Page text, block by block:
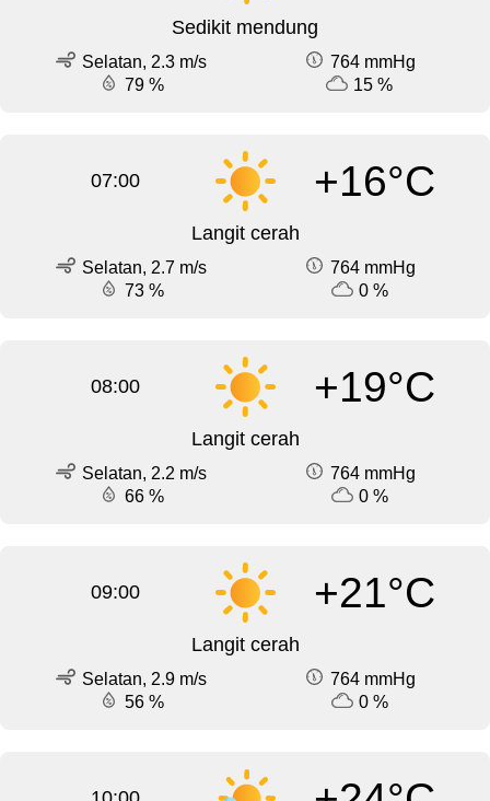
Sedikit mendung
Selatan, 2.3 m/s
764 mmHg
79 %
15 %
07:00 +16°C
Langit cerah
Selatan, 2.7 m/s
764 mmHg
73 %
0 %
08:00 +19°C
Langit cerah
Selatan, 2.2 m/s
764 mmHg
66 %
0 %
09:00 +21°C
Langit cerah
Selatan, 2.9 m/s
764 mmHg
56 %
0 %